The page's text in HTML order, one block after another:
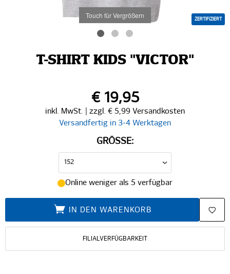
Touch für Vergrößern ZERTIFIZIERT
T-SHIRT KIDS "VICTOR"
€ 19,95
inkl. MwSt. | zzgl. € 5,99 Versandkosten
Versandfertig in 3-4 Werktagen
GRÖSSE:
Online weniger als 5 verfügbar
IN DEN WARENKORB
FILIALVERFÜGBARKEIT